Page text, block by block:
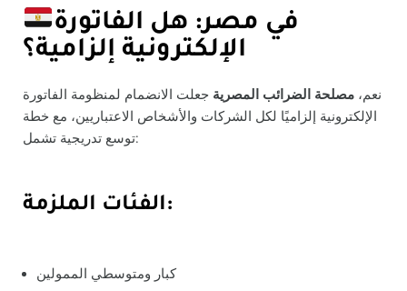
في مصر: هل الفاتورة
الإلكترونية إلزامية؟
نعم، مصلحة الضرائب المصرية جعلت الانضمام لمنظومة الفاتورة
الإلكترونية إلزاميًا لكل الشركات والأشخاص الاعتباريين، مع خطة
توسع تدريجية تشمل:
الفئات الملزمة:
كبار ومتوسطي الممولين